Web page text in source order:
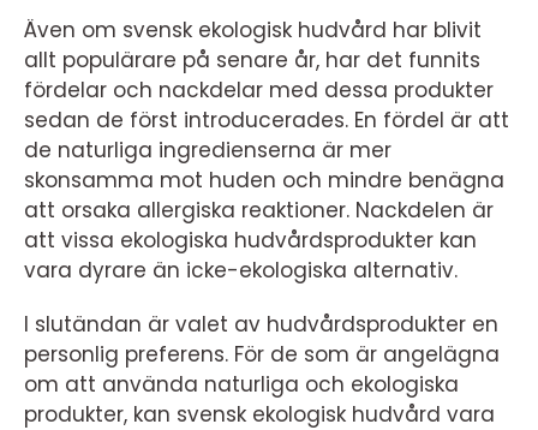
Även om svensk ekologisk hudvård har blivit
allt populärare på senare år, har det funnits
fördelar och nackdelar med dessa produkter
sedan de först introducerades. En fördel är att
de naturliga ingredienserna är mer
skonsamma mot huden och mindre benägna
att orsaka allergiska reaktioner. Nackdelen är
att vissa ekologiska hudvårdsprodukter kan
vara dyrare än icke-ekologiska alternativ.
I slutändan är valet av hudvårdsprodukter en
personlig preferens. För de som är angelägna
om att använda naturliga och ekologiska
produkter, kan svensk ekologisk hudvård vara